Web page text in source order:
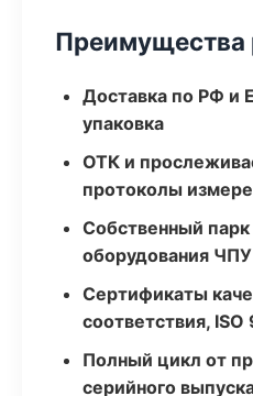
Преимущества
Доставка по РФ и
упаковка
ОТК и
протоколы
Собственный
оборудования ЧПУ
Сертификаты
соответствия, ISO
Полный цикл от
серийного